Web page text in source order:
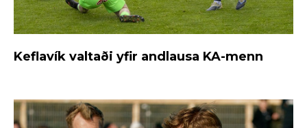
Keflavík valtaði yfir andlausa KA-menn